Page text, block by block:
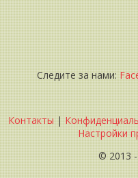
Следите за нами:
Контакты |
Настройки
© 2013